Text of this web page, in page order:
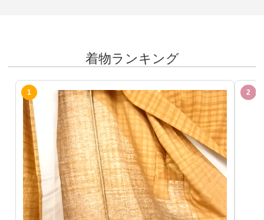
着物ランキング